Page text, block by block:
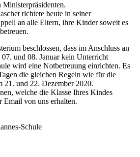
richtete heute in seiner
an alle Eltern, ihre Kinder soweit es
beschlossen, dass im Anschluss an
und 08. Januar kein Unterricht
wird eine Notbetreuung einrichten. Es
die gleichen Regeln wie für die
21. und 22. Dezember 2020.
welche die Klasse Ihres Kindes
Email von uns erhalten.
Schule